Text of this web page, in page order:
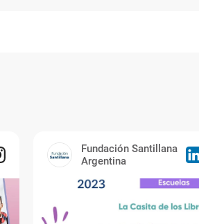
Fundación Santillana
Argentina